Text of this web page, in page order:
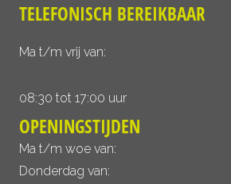
TELEFONISCH BEREIKBAAR
Ma t/m vrij van:
08:30 tot 17:00 uur
OPENINGSTIJDEN
Ma t/m woe van:
Donderdag van: